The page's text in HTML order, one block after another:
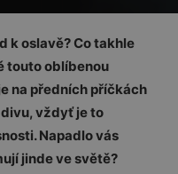
k oslavě? Co takhle
touto oblíbenou
na předních příčkách
vždyť je to
Napadlo vás
jinde ve světě?